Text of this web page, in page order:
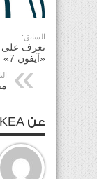
السابق:
تعرف على
«آيفون 7» حتى الآن
عن ALHAKEA